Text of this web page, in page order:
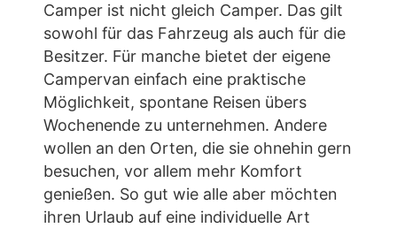
Camper ist nicht gleich Camper. Das gilt
sowohl für das Fahrzeug als auch für die
Besitzer. Für manche bietet der eigene
Campervan einfach eine praktische
Möglichkeit, spontane Reisen übers
Wochenende zu unternehmen. Andere
wollen an den Orten, die sie ohnehin gern
besuchen, vor allem mehr Komfort
genießen. So gut wie alle aber möchten
ihren Urlaub auf eine individuelle Art